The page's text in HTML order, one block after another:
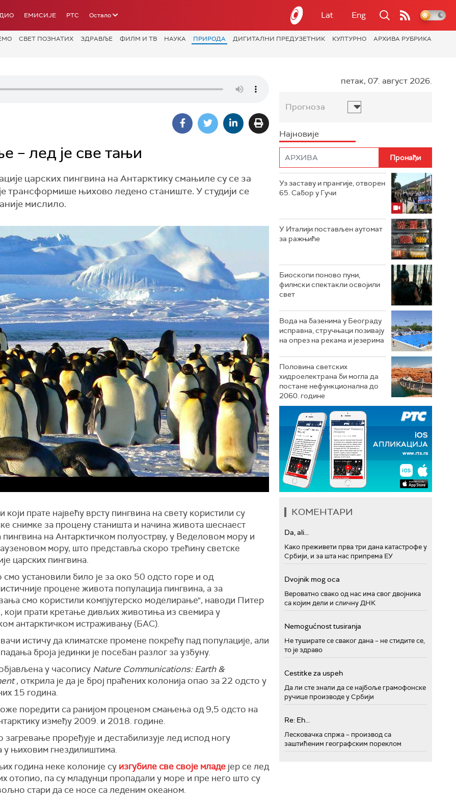
ЕМИСИЈЕ РТС Остало Lat Eng
СВЕТ ПОЗНАТИХ ЗДРАВЉЕ ФИЛМ И ТВ НАУКА ПРИРОДА ДИГИТАЛНИ ПРЕДУЗЕТНИК КУЛТУРНО
АРХИВА РУБРИКА
– лед је све тањи
царских пингвина на Антарктику смањиле су се за
трансформише њихово ледено станиште. У студији се
мислило.
који прате највећу врсту пингвина на свету користили су
снимке за процену станишта и начина живота шеснаест
пингвина на Антарктичком полуострву, у Веделовом мору и
мору, што представља скоро трећину светске
царских пингвина.
смо установили било је за око 50 одсто горе и од
процене живота популација пингвина, а за
смо користили компјутерско моделирање", наводи Питер
који прати кретање дивљих животиња из свемира у
антарктичком истраживању (БАС).
истичу да климатске промене покрећу пад популације, али
броја јединки је посебан разлог за узбуну.
у часопису Nature Communications: Earth &
, открила је да је број праћених колонија опао за 22 одсто у
15 година.
поредити са ранијом проценом смањења од 9,5 одсто на
између 2009. и 2018. године.
загревање проређује и дестабилизује лед испод ногу
у њиховим гнездилиштима.
година неке колоније су изгубиле све своје младе јер се лед
отопио, па су младунци пропадали у море и пре него што су
стари да се носе са леденим океаном.
петак, 07. август 2026.
Прогноза
Најновије
Уз заставу и прангије, отворен
65. Сабор у Гучи
У Италији постављен аутомат
за ражњиће
Биоскопи поново пуни,
филмски спектакли освојили
свет
Вода на базенима у Београду
исправна, стручњаци позивају
на опрез на рекама и језерима
Половина светских
хидроелектрана би могла да
постане нефункционална до
2060. године
КОМЕНТАРИ
Da, ali...
Како преживети прва три дана катастрофе у
Србији, и за шта нас припрема ЕУ
Dvojnik mog oca
Вероватно свако од нас има свог двојника
са којим дели и сличну ДНК
Nemogućnost tusiranja
Не туширате се сваког дана – не стидите се,
то је здраво
Cestitke za uspeh
Да ли сте знали да се најбоље грамофонске
ручице производе у Србији
Re: Eh...
Лесковачка спржа – производ са
заштићеним географским пореклом